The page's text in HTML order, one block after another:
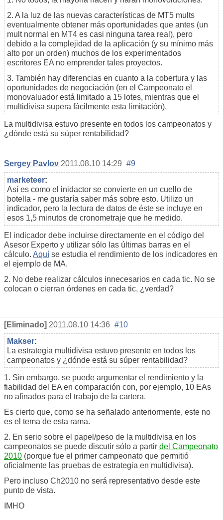
2. A la luz de las nuevas características de MT5 mults
eventualmente obtener más oportunidades que antes (un
mult normal en MT4 es casi ninguna tarea real), pero
debido a la complejidad de la aplicación (y su mínimo más
alto por un orden) muchos de los experimentados
escritores EA no emprender tales proyectos.
3. También hay diferencias en cuanto a la cobertura y las
oportunidades de negociación (en el Campeonato el
monovaluador está limitado a 15 lotes, mientras que el
multidivisa supera fácilmente esta limitación).
La multidivisa estuvo presente en todos los campeonatos y
¿dónde está su súper rentabilidad?
Sergey Pavlov 2011.08.10 14:29 #9
marketeer:
Así es como el inidactor se convierte en un cuello de
botella - me gustaría saber más sobre esto. Utilizo un
indicador, pero la lectura de datos de éste se incluye en
esos 1,5 minutos de cronometraje que he medido.
El indicador debe incluirse directamente en el código del
Asesor Experto y utilizar sólo las últimas barras en el
cálculo. Aquí se estudia el rendimiento de los indicadores en
el ejemplo de MA.
2. No debe realizar cálculos innecesarios en cada tic. No se
colocan o cierran órdenes en cada tic, ¿verdad?
[Eliminado] 2011.08.10 14:36 #10
Makser:
La estrategia multidivisa estuvo presente en todos los
campeonatos y ¿dónde está su súper rentabilidad?
1. Sin embargo, se puede argumentar el rendimiento y la
fiabilidad del EA en comparación con, por ejemplo, 10 EAs
no afinados para el trabajo de la cartera.
Es cierto que, como se ha señalado anteriormente, este no
es el tema de esta rama.
2. En serio sobre el papel/peso de la multidivisa en los
campeonatos se puede discutir sólo a partir del Campeonato
2010 (porque fue el primer campeonato que permitió
oficialmente las pruebas de estrategia en multidivisa).
Pero incluso Ch2010 no será representativo desde este
punto de vista.
IMHO